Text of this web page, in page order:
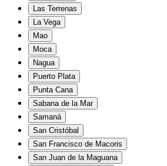
Las Terrenas
La Vega
Mao
Moca
Nagua
Puerto Plata
Punta Cana
Sabana de la Mar
Samaná
San Cristóbal
San Francisco de Macoris
San Juan de la Maguana